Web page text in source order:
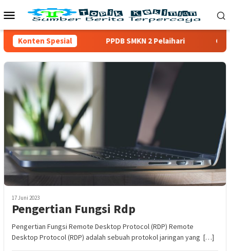
ke
Menu
Mobile
Konten Spesial PPDB SMKN 2 Pelaihari
17 Juni 2023
Pengertian Fungsi Rdp
Pengertian Fungsi Remote Desktop Protocol (RDP) Remote
Desktop Protocol (RDP) adalah sebuah protokol jaringan yang […]